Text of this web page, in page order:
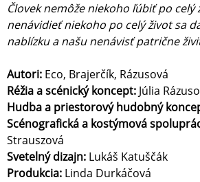
Človek nemôže niekoho ľúbiť po celý
nenávidieť niekoho po celý život sa
nablízku a našu nenávisť patrične
Autori: Eco, Brajerčík, Rázusová
Réžia a scénický koncept: Júlia
Hudba a priestorový hudobný
Scénografická a kostýmová
Strauszová
Svetelný dizajn: Lukáš Katuščák
Produkcia: Linda Durkáčová